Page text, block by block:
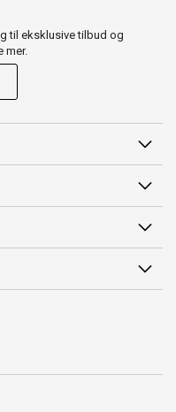
til eksklusive tilbud og
mer.